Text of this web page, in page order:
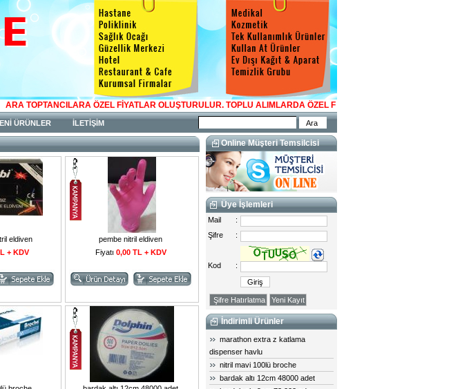
ÖZEL FİYATLAR OLUŞTURULUR. TOPLU ALIMLARDA ÖZEL FİYATLAR OLUŞTURULUR. İLETİŞİME
ÜRÜNLER İLETİŞİM
eldiven
+ KDV
pembe nitril eldiven
Fiyatı 0,00 TL + KDV
Online Müşteri Temsilcisi
Üye İşlemleri
Mail
:
Şifre
:
Kod :
Şifre Hatırlatma Yeni Kayıt
İndirimli Ürünler
marathon extra z katlama
dispenser havlu
nitril mavi 100lü broche
bardak altı 12cm 48000 adet